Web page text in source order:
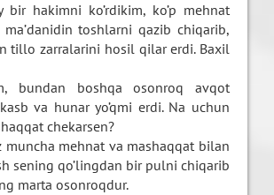
hakimni ko’rdikim, ko’p mehnat
toshlarni qazib chiqarib,
tillo zarralarini hosil qilar erdi. Baxil
bundan boshqa osonroq avqot
va hunar yo’qmi erdi. Na uchun
chekarsen?
muncha mehnat va mashaqqat bilan
sening qo’lingdan bir pulni chiqarib
marta osonroqdur.